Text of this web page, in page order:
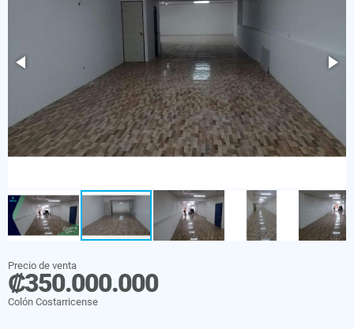
Precio de venta
₡350.000.000
Colón Costarricense